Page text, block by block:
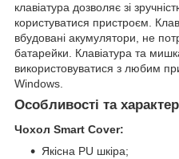
клавіатура дозволяє зі
користуватися пристроєм.
вбудовані акумулятори, не
батарейки. Клавіатура та
використовуватися з любим
Windows.
Особливості та
Чохол Smart Cover:
Якісна PU шкіра;